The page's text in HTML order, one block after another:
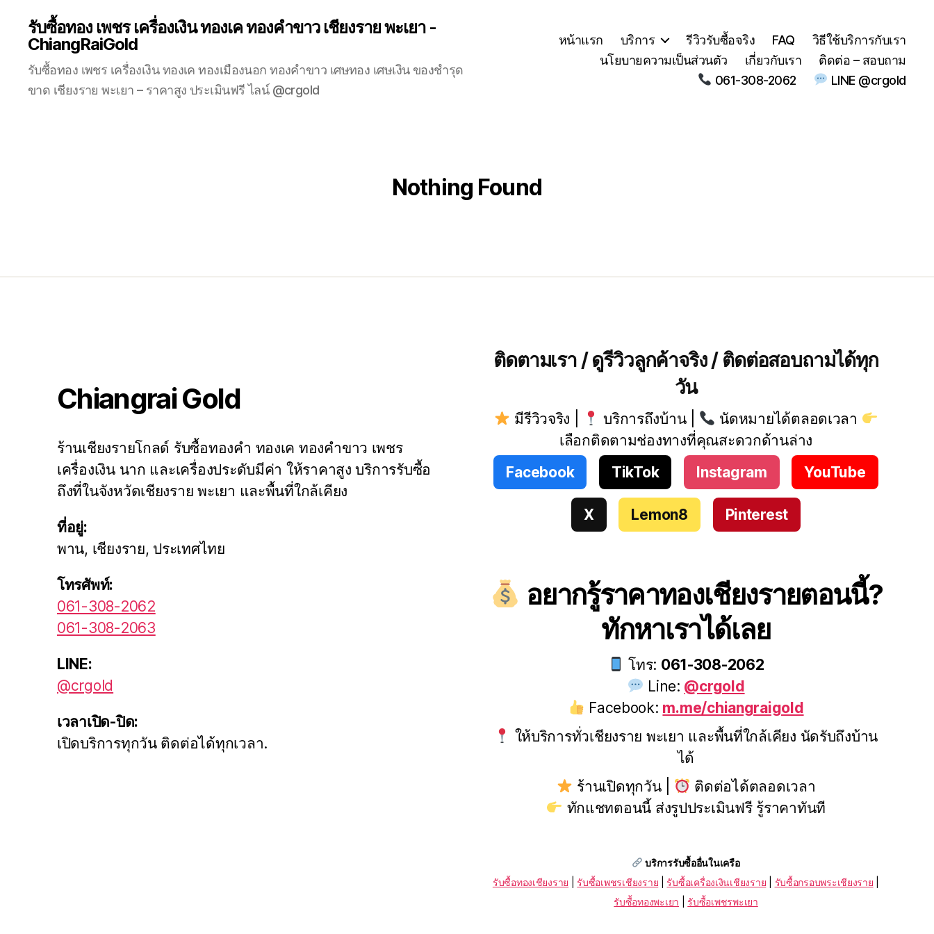
รับซื้อทอง เพชร เครื่องเงิน ทองเค ทองคำขาว เชียงราย พะเยา -
ChiangRaiGold
รับซื้อทอง เพชร เครื่องเงิน ทองเค ทองเมืองนอก ทองคำขาว เศษทอง เศษเงิน ของชำรุด
ขาด เชียงราย พะเยา – ราคาสูง ประเมินฟรี ไลน์ @crgold
หน้าแรก บริการ รีวิวรับซื้อจริง FAQ
วิธีใช้บริการกับเรา
นโยบายความเป็นส่วนตัว
เกี่ยวกับเรา
ติดต่อ – สอบถาม
061-308-2062
LINE @crgold
Nothing Found
Chiangrai Gold
ร้านเชียงรายโกลด์ รับซื้อทองคำ ทองเค ทองคำขาว เพชร
เครื่องเงิน นาก และเครื่องประดับมีค่า ให้ราคาสูง บริการรับซื้อ
ถึงที่ในจังหวัดเชียงราย พะเยา และพื้นที่ใกล้เคียง
ที่อยู่:
พาน, เชียงราย, ประเทศไทย
โทรศัพท์:
061-308-2062
061-308-2063
LINE:
@crgold
เวลาเปิด-ปิด:
เปิดบริการทุกวัน ติดต่อได้ทุกเวลา.
ติดตามเรา / ดูรีวิวลูกค้าจริง / ติดต่อสอบถามได้ทุก
วัน
มีรีวิวจริง | บริการถึงบ้าน |
นัดหมายได้ตลอดเวลา
เลือกติดตามช่องทางที่คุณสะดวกด้านล่าง
Facebook
TikTok Instagram YouTube
X Lemon8 Pinterest
อยากรู้ราคาทองเชียงรายตอนนี้?
ทักหาเราได้เลย
โทร: 061-308-2062
Line: @crgold
Facebook: m.me/chiangraigold
ให้บริการทั่วเชียงราย พะเยา และพื้นที่ใกล้เคียง นัดรับถึงบ้าน
ได้
ร้านเปิดทุกวัน |
ติดต่อได้ตลอดเวลา
ทักแชทตอนนี้ ส่งรูปประเมินฟรี รู้ราคาทันที
บริการรับซื้ออื่นในเครือ
รับซื้อทองเชียงราย
รับซื้อเพชรเชียงราย รับซื้อเครื่องเงินเชียงราย รับซื้อกรอบพระเชียงราย
รับซื้อทองพะเยา
รับซื้อเพชรพะเยา